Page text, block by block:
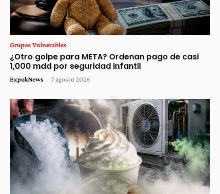
Grupos Vulnerables
¿Otro golpe para META? Ordenan pago de casi
1,000 mdd por seguridad infantil
ExpokNews - 7 agosto 2026